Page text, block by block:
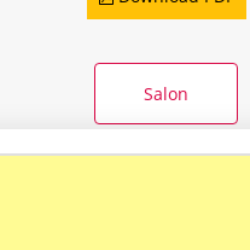
Salon